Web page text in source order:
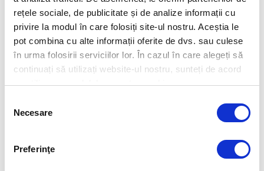
rețele sociale, de publicitate și de analize informații cu
privire la modul în care folosiți site-ul nostru. Aceștia le
pot combina cu alte informații oferite de dvs. sau culese
în urma folosirii serviciilor lor. În cazul în care alegeți să
continuați să utilizați website-ul nostru, sunteți de acord
cu utilizarea modulelor noastre cookie.
consimțământului
Necesare
Preferinţe
PREVENTION FIRST
Cum alegeți furnizorul
PROTECTION MATTERS PREVENTION FIRST
Ghid pentru dezvoltarea
unui business rezilient